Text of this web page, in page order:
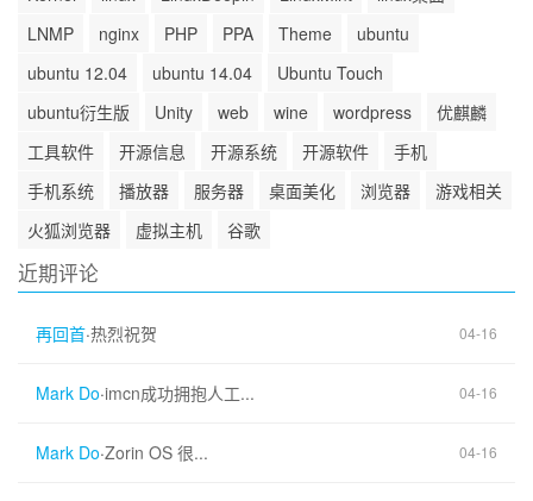
LNMP
nginx PHP PPA Theme
ubuntu
ubuntu 12.04
ubuntu 14.04
Ubuntu Touch
ubuntu衍生版
Unity web wine wordpress
优麒麟
工具软件
开源信息 开源系统 开源软件
手机
手机系统
播放器 服务器 桌面美化 浏览器
游戏相关
火狐浏览器
虚拟主机 谷歌
近期评论
再回首·热烈祝贺 04-16
Mark Do·imcn成功拥抱人工... 04-16
Mark Do·Zorin OS 很... 04-16